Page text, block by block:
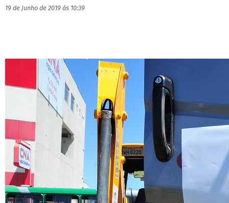
19 de Junho de 2019 às 10:39